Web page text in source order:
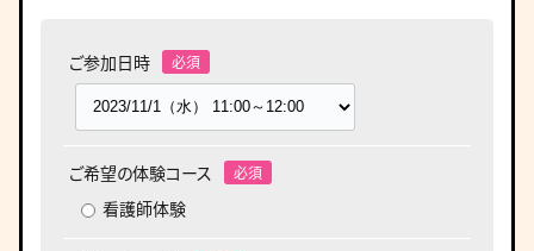
ご参加日時
ご希望の体験コース
看護師体験